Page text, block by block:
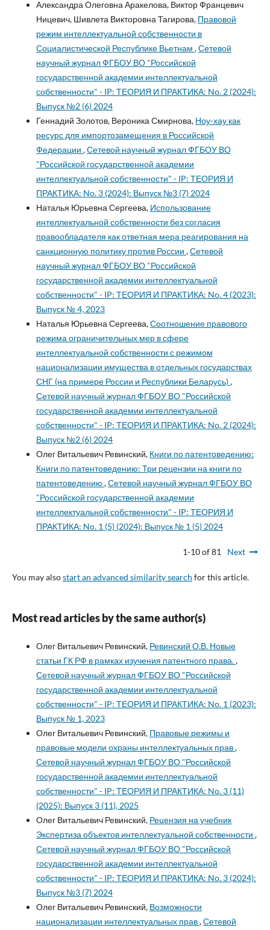
Александра Олеговна Аракелова, Виктор Францевич
Ницевич, Шивлета Викторовна Тагирова, Правовой
режим интеллектуальной собственности в
Социалистической Республике Вьетнам ,Сетевой
научный журнал ФГБОУ ВО "Российской
государственной академии интеллектуальной
собственности" - IP: ТЕОРИЯ И ПРАКТИКА: No. 2 (2024):
Выпуск №2 (6) 2024
Геннадий Золотов, Вероника Смирнова, Ноу-хау как
ресурс для импортозамещения в Российской
Федерации ,Сетевой научный журнал ФГБОУ ВО
"Российской государственной академии
интеллектуальной собственности" - IP: ТЕОРИЯ И
ПРАКТИКА: No. 3 (2024): Выпуск №3 (7) 2024
Наталья Юрьевна Сергеева, Использование
интеллектуальной собственности без согласия
правообладателя как ответная мера реагирования на
санкционную политику против России ,Сетевой
научный журнал ФГБОУ ВО "Российской
государственной академии интеллектуальной
собственности" - IP: ТЕОРИЯ И ПРАКТИКА: No. 4 (2023):
Выпуск № 4, 2023
Наталья Юрьевна Сергеева,Соотношение правового
режима ограничительных мер в сфере
интеллектуальной собственности с режимом
национализации имущества в отдельных государствах
СНГ (на примере России и Республики Беларусь),
Сетевой научный журнал ФГБОУ ВО "Российской
государственной академии интеллектуальной
собственности" - IP: ТЕОРИЯ И ПРАКТИКА: No. 2 (2024):
Выпуск №2 (6) 2024
Олег Витальевич Ревинский, Книги по патентоведению:
Книги по патентоведению: Три рецензии на книги по
патентоведению ,Сетевой научный журнал ФГБОУ ВО
"Российской государственной академии
интеллектуальной собственности" - IP: ТЕОРИЯ И
ПРАКТИКА: No. 1 (5) (2024): Выпуск № 1 (5) 2024
1-10 of 81 Next
You may alsostart an advanced similarity search for this article.
Most read articles by the same author(s)
Олег Витальевич Ревинский, Ревинский О.В. Новые
статьи ГК РФ в рамках изучения патентного права.,
Сетевой научный журнал ФГБОУ ВО "Российской
государственной академии интеллектуальной
собственности" - IP: ТЕОРИЯ И ПРАКТИКА: No. 1 (2023):
Выпуск № 1, 2023
Олег Витальевич Ревинский, Правовые режимы и
правовые модели охраны интеллектуальных прав,
Сетевой научный журнал ФГБОУ ВО "Российской
государственной академии интеллектуальной
собственности" - IP: ТЕОРИЯ И ПРАКТИКА: No. 3 (11)
(2025): Выпуск 3 (11), 2025
Олег Витальевич Ревинский, Рецензия на учебник
Экспертиза объектов интеллектуальной собственности ,
Сетевой научный журнал ФГБОУ ВО "Российской
государственной академии интеллектуальной
собственности" - IP: ТЕОРИЯ И ПРАКТИКА: No. 3 (2024):
Выпуск №3 (7) 2024
Олег Витальевич Ревинский, Возможности
национализации интеллектуальных прав,Сетевой